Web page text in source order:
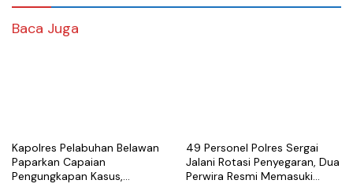
Baca Juga
Kapolres Pelabuhan Belawan
Paparkan Capaian
Pengungkapan Kasus,
49 Personel Polres Sergai
Jalani Rotasi Penyegaran, Dua
Perwira Resmi Memasuki